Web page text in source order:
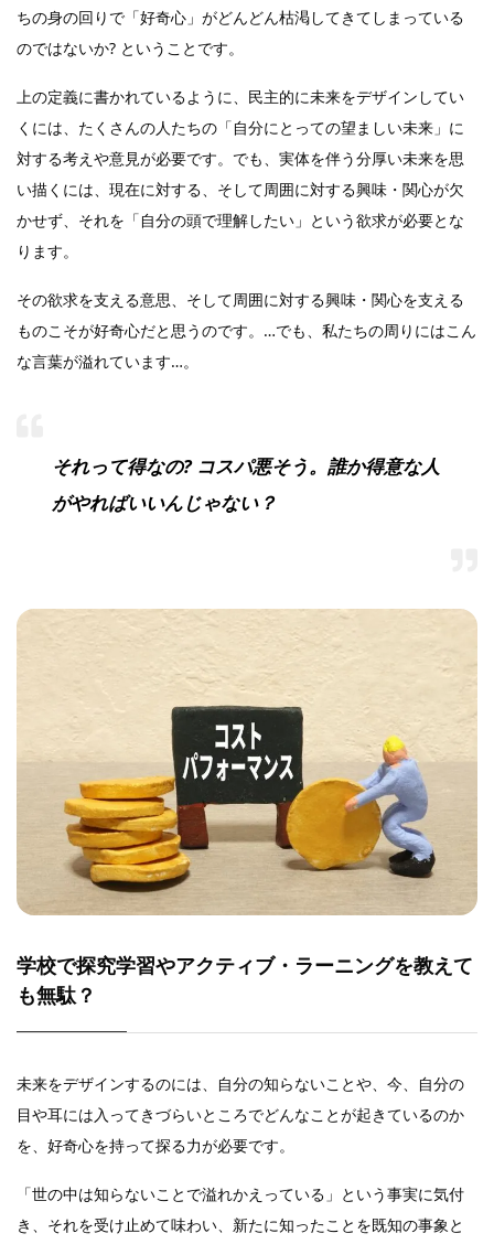
ちの身の回りで「好奇心」がどんどん枯渇してきてしまっている
のではないか? ということです。
上の定義に書かれているように、民主的に未来をデザインしてい
くには、たくさんの人たちの「自分にとっての望ましい未来」に
対する考えや意見が必要です。でも、実体を伴う分厚い未来を思
い描くには、現在に対する、そして周囲に対する興味・関心が欠
かせず、それを「自分の頭で理解したい」という欲求が必要とな
ります。
その欲求を支える意思、そして周囲に対する興味・関心を支える
ものこそが好奇心だと思うのです。…でも、私たちの周りにはこん
な言葉が溢れています…。
それって得なの? コスパ悪そう。誰か得意な人
がやればいいんじゃない？
学校で探究学習やアクティブ・ラーニングを教えて
も無駄？
未来をデザインするのには、自分の知らないことや、今、自分の
目や耳には入ってきづらいところでどんなことが起きているのか
を、好奇心を持って探る力が必要です。
「世の中は知らないことで溢れかえっている」という事実に気付
き、それを受け止めて味わい、新たに知ったことを既知の事象と